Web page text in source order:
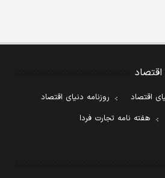
اقتصاد
روزنامه دنیای اقتصاد
هفته نامه تجارت فردا